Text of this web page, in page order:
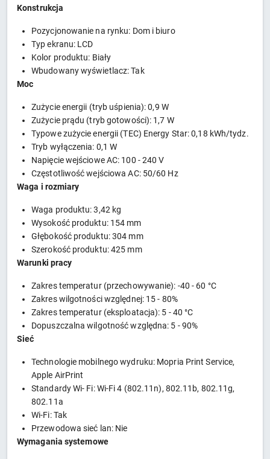
Konstrukcja
Pozycjonowanie na rynku: Dom i biuro
Typ ekranu: LCD
Kolor produktu: Biały
Wbudowany wyświetlacz: Tak
Moc
Zużycie energii (tryb uśpienia): 0,9 W
Zużycie prądu (tryb gotowości): 1,7 W
Typowe zużycie energii (TEC) Energy Star: 0,18 kWh/tydz.
Tryb wyłączenia: 0,1 W
Napięcie wejściowe AC: 100 - 240 V
Częstotliwość wejściowa AC: 50/60 Hz
Waga i rozmiary
Waga produktu: 3,42 kg
Wysokość produktu: 154 mm
Głębokość produktu: 304 mm
Szerokość produktu: 425 mm
Warunki pracy
Zakres temperatur (przechowywanie): -40 - 60 °C
Zakres wilgotności względnej: 15 - 80%
Zakres temperatur (eksploatacja): 5 - 40 °C
Dopuszczalna wilgotność względna: 5 - 90%
Sieć
Technologie mobilnego wydruku: Mopria Print Service,
Apple AirPrint
Standardy Wi- Fi: Wi-Fi 4 (802.11n), 802.11b, 802.11g,
802.11a
Wi-Fi: Tak
Przewodowa sieć lan: Nie
Wymagania systemowe